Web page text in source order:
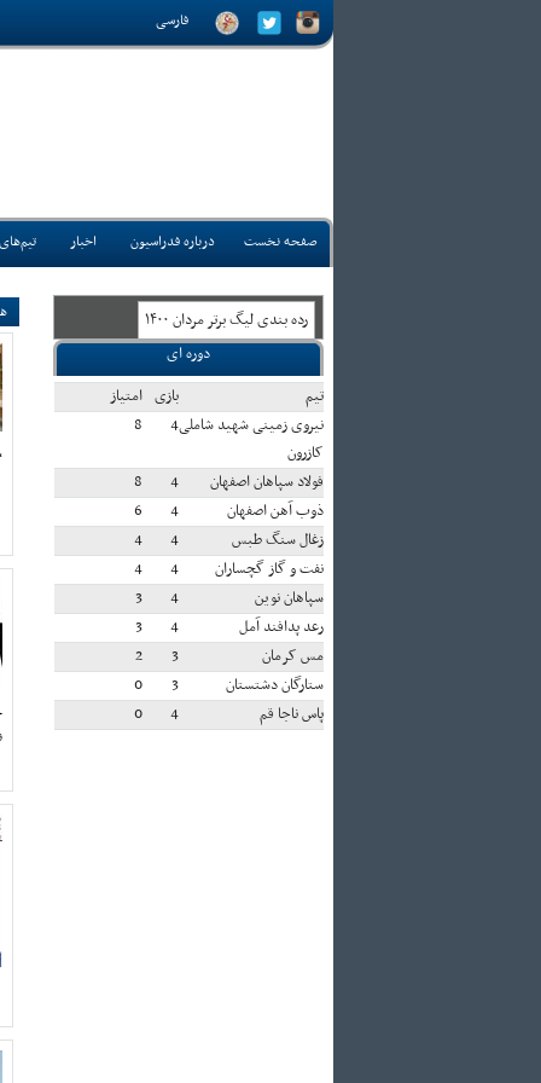
فارسی
صفحه نخست درباره فدراسیون اخبار
رده بندی ليگ برتر مردان ۱۴۰۰
دوره ای
تيم
بازی امتياز
نیروی زمینی شهید شاملی
کازرون
4
8
فولاد سپاهان اصفهان 4
8
ذوب آهن اصفهان
4
6
زغال سنگ طبس
4
4
نفت و گاز گچساران
4
4
سپاهان نوین
4
3
رعد پدافند آمل
4
3
مس کرمان
3
2
ستارگان دشتستان
3
0
پاس ناجا قم
4
0